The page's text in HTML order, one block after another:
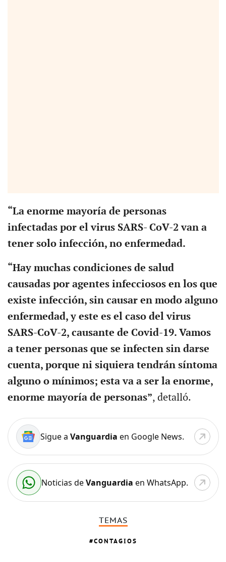
“La enorme mayoría de personas
infectadas por el virus SARS- CoV-2 van a
tener solo infección, no enfermedad.
“Hay muchas condiciones de salud
causadas por agentes infecciosos en los que
existe infección, sin causar en modo alguno
enfermedad, y este es el caso del virus
SARS-CoV-2, causante de Covid-19. Vamos
a tener personas que se infecten sin darse
cuenta, porque ni siquiera tendrán síntoma
alguno o mínimos; esta va a ser la enorme,
enorme mayoría de personas”, detalló.
Sigue a Vanguardia en Google News.
Noticias deVanguardia en WhatsApp.
TEMAS
CONTAGIOS